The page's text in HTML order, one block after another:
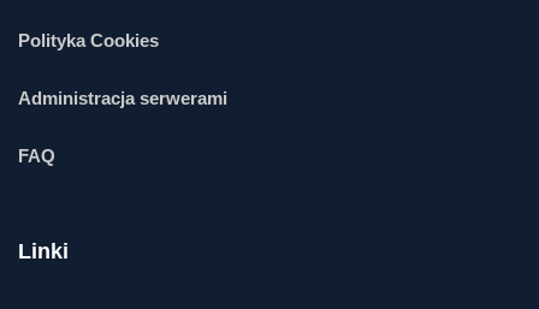
Polityka Cookies
Administracja serwerami
FAQ
Linki